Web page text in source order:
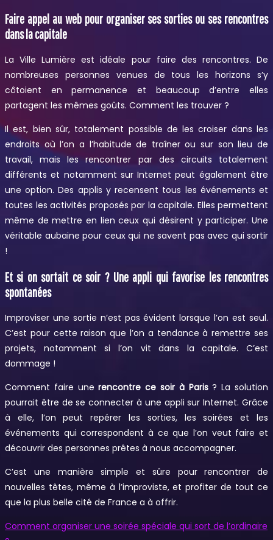
Faire appel au web pour organiser ses sorties ou ses rencontres
dans la capitale
La Ville Lumière est idéale pour faire des rencontres. De
nombreuses personnes venues de tous les horizons s’y
côtoient en permanence et beaucoup d’entre elles
partagent les mêmes goûts. Comment les trouver ?
Il est, bien sûr, totalement possible de les croiser dans les
endroits où l’on a l’habitude de traîner ou sur son lieu de
travail, mais les rencontrer par des circuits totalement
différents et notamment sur Internet peut également être
une option. Des applis y recensent tous les événements et
toutes les activités proposés par la capitale. Elles permettent
même de mettre en lien ceux qui désirent y participer. Une
véritable aubaine pour ceux qui ne savent pas avec qui sortir
!
Et si on sortait ce soir ? Une appli qui favorise les rencontres
spontanées
Improviser une sortie n’est pas évident lorsque l’on est seul.
C’est pour cette raison que l’on a tendance à remettre ses
projets, notamment si l’on vit dans la capitale. C’est
dommage !
Comment faire unerencontre ce soir à Paris? La solution
pourrait être de se connecter à une appli sur Internet. Grâce
à elle, l’on peut repérer les sorties, les soirées et les
événements qui correspondent à ce que l’on veut faire et
découvrir des personnes prêtes à nous accompagner.
C’est une manière simple et sûre pour rencontrer de
nouvelles têtes, même à l’improviste, et profiter de tout ce
que la plus belle cité de France a à offrir.
Comment organiser une soirée spéciale qui sort de l’ordinaire